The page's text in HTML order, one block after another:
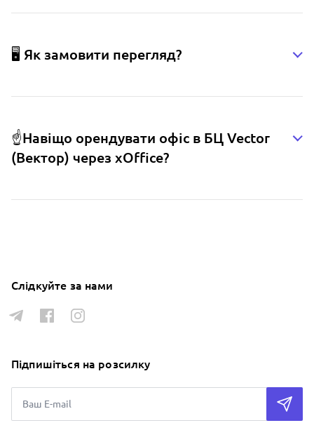
🖥️ Як замовити перегляд?
☝️Навіщо орендувати офіс в БЦ Vector
(Вектор) через xOffice?
Слідкуйте за нами
Підпишіться на розсилку